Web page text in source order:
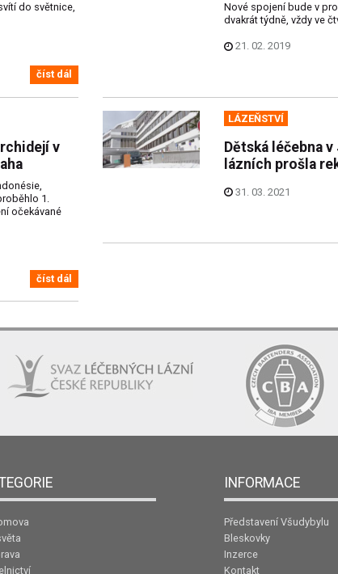
do světnice,
číst dál
v
1.
očekávané
číst dál
Nové spojení bude v
dvakrát týdně, vždy ve
21. 02. 2019
LÁZEŇSTVÍ
Dětská léčebna
lázních prošla
31. 03. 2021
INFORMACE
Představení Všudybylu
Bleskovky
Inzerce
Kontakt